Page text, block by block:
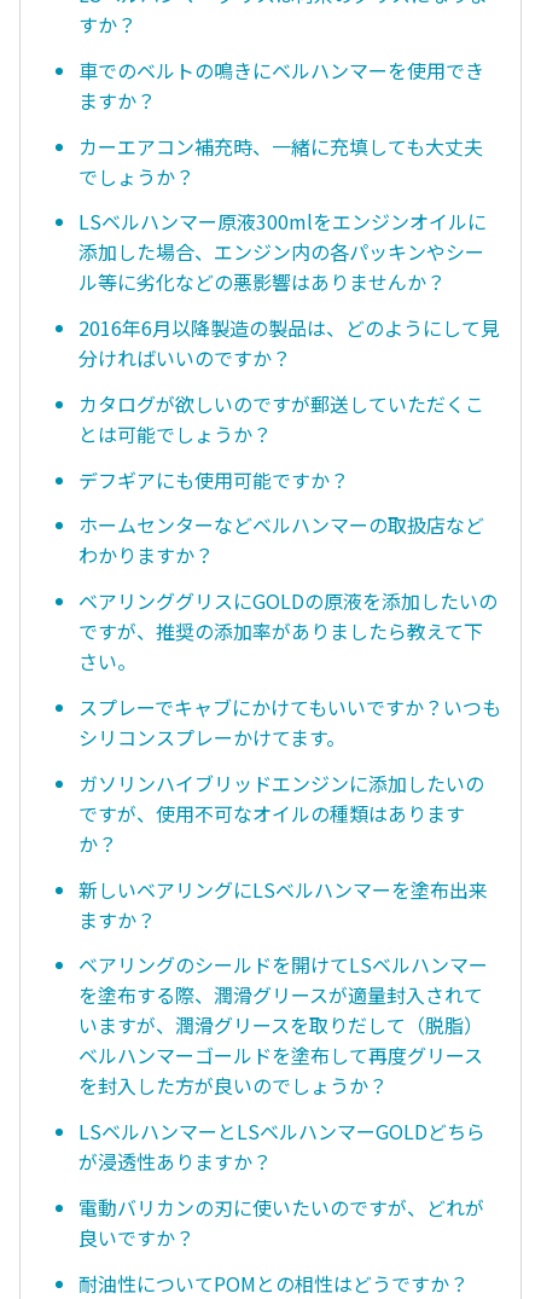
すか？
車でのベルトの鳴きにベルハンマーを使用でき
ますか？
カーエアコン補充時、一緒に充填しても大丈夫
でしょうか？
LSベルハンマー原液300mlをエンジンオイルに
添加した場合、エンジン内の各パッキンやシー
ル等に劣化などの悪影響はありませんか？
2016年6月以降製造の製品は、どのようにして見
分ければいいのですか？
カタログが欲しいのですが郵送していただくこ
とは可能でしょうか？
デフギアにも使用可能ですか？
ホームセンターなどベルハンマーの取扱店など
わかりますか？
ベアリンググリスにGOLDの原液を添加したいの
ですが、推奨の添加率がありましたら教えて下
さい。
スプレーでキャブにかけてもいいですか？いつも
シリコンスプレーかけてます。
ガソリンハイブリッドエンジンに添加したいの
ですが、使用不可なオイルの種類はあります
か？
新しいベアリングにLSベルハンマーを塗布出来
ますか？
ベアリングのシールドを開けてLSベルハンマー
を塗布する際、潤滑グリースが適量封入されて
いますが、潤滑グリースを取りだして（脱脂）
ベルハンマーゴールドを塗布して再度グリース
を封入した方が良いのでしょうか？
LSベルハンマーとLSベルハンマーGOLDどちら
が浸透性ありますか？
電動バリカンの刃に使いたいのですが、どれが
良いですか？
耐油性についてPOMとの相性はどうですか？